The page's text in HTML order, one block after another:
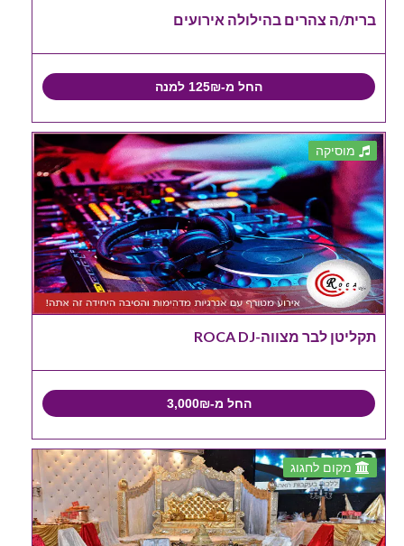
ברית/ה צהרים בהילולה אירועים
החל מ-125₪ למנה
מוסיקה
תקליטן לבר מצווה-ROCA DJ
החל מ-3,000₪
מקום לחגוג